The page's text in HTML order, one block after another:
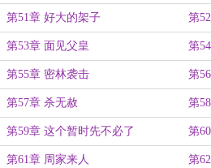
第51章 好大的架子 第
第53章 面见父皇 第
第55章 密林袭击 第
第57章 杀无赦 第
第59章 这个暂时先不必了 第
第61章 周家来人 第